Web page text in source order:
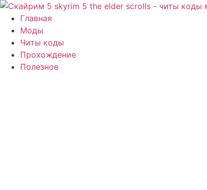
Перейти
содержимому
Главная
Моды
Читы коды
Прохождение
Полезное